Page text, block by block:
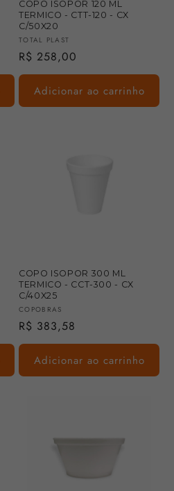
COPO ISOPOR 120 ML
TERMICO - CTT-120 - CX
C/50X20
Fornecedor:
TOTAL PLAST
Preço
normal
R$ 258,00
Adicionar ao carrinho
COPO ISOPOR 300 ML
TERMICO - CCT-300 - CX
C/40X25
Fornecedor:
COPOBRAS
Preço
normal
R$ 383,58
Adicionar ao carrinho